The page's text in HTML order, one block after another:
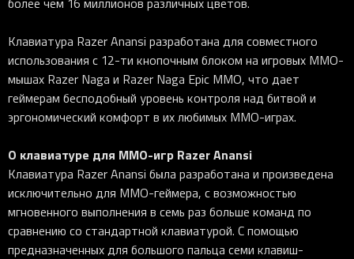
Клавиатура Razer Anansi разработана для совместного
использования с 12-ти кнопочным блоком на игровых ММО-
мышах Razer Naga и Razer Naga Epic MMO, что дает
геймерам бесподобный уровень контроля над битвой и
эргономический комфорт в их любимых MMO-играх.
О клавиатуре для ММО-игр Razer Anansi
Клавиатура Razer Anansi была разработана и произведена
исключительно для MMO-геймера, с возможностью
мгновенного выполнения в семь раз больше команд по
сравнению со стандартной клавиатурой. С помощью
предназначенных для большого пальца семи клавиш-